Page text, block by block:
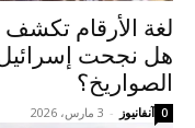
لغة الأرقام تكشف
هل نجحت
الصواريخ؟
آنفانيوز - 3 مارس، 2026 0